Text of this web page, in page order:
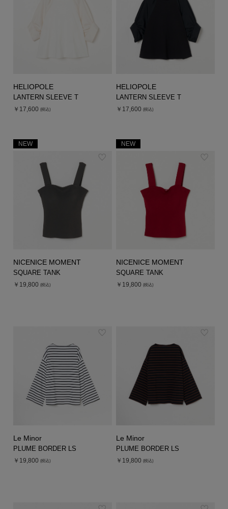
HELIOPOLE
LANTERN SLEEVE T
￥17,600 (税込)
HELIOPOLE
LANTERN SLEEVE T
￥17,600 (税込)
NEW
NICENICE MOMENT
SQUARE TANK
￥19,800 (税込)
NEW
NICENICE MOMENT
SQUARE TANK
￥19,800 (税込)
Le Minor
PLUME BORDER LS
￥19,800 (税込)
Le Minor
PLUME BORDER LS
￥19,800 (税込)